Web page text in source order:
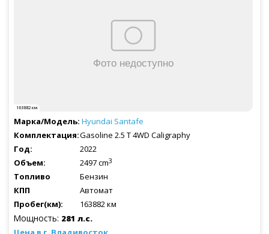
163882 км
Hyundai Santafe
Gasoline 2.5 T 4WD Caligraphy
2022
2497 cm3
Бензин
Автомат
163882 км
Мощность: 281 л.с.